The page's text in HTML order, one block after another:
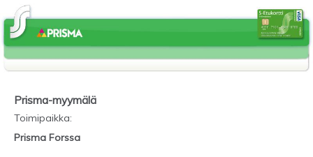
Prisma-myymälä
Toimipaikka:
Prisma Forssa